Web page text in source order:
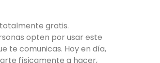
gratis.
opten por usar este
te comunicas. Hoy en día,
físicamente a hacer,